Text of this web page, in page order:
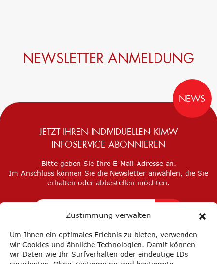
Zustimmung verwalten
Um Ihnen ein optimales Erlebnis zu bieten, verwenden
wir Cookies und ähnliche Technologien. Damit können
wir Daten wie Ihr Surfverhalten oder eindeutige IDs
NEWSLETTER ANMELDUNG
NEWS
JETZT IHREN INDIVIDUELLEN KIMW
INFOSERVICE ABONNIEREN
Bitte geben Sie Ihre E-Mail-Adresse an.
Im Anschluss können Sie die Newsletter anwählen, die Sie
erhalten oder abbestellen möchten.